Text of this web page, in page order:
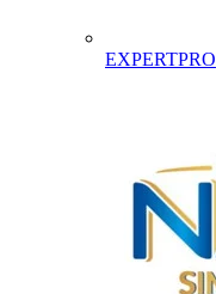
EXPERTPRO